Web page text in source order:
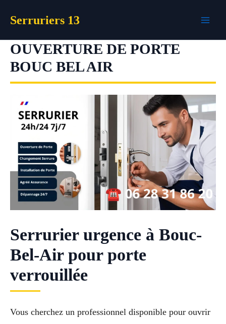
Serruriers 13
OUVERTURE DE PORTE
BOUC BEL AIR
Serrurier urgence à Bouc-
Bel-Air pour porte
verrouillée
Vous cherchez un professionnel disponible pour ouvrir